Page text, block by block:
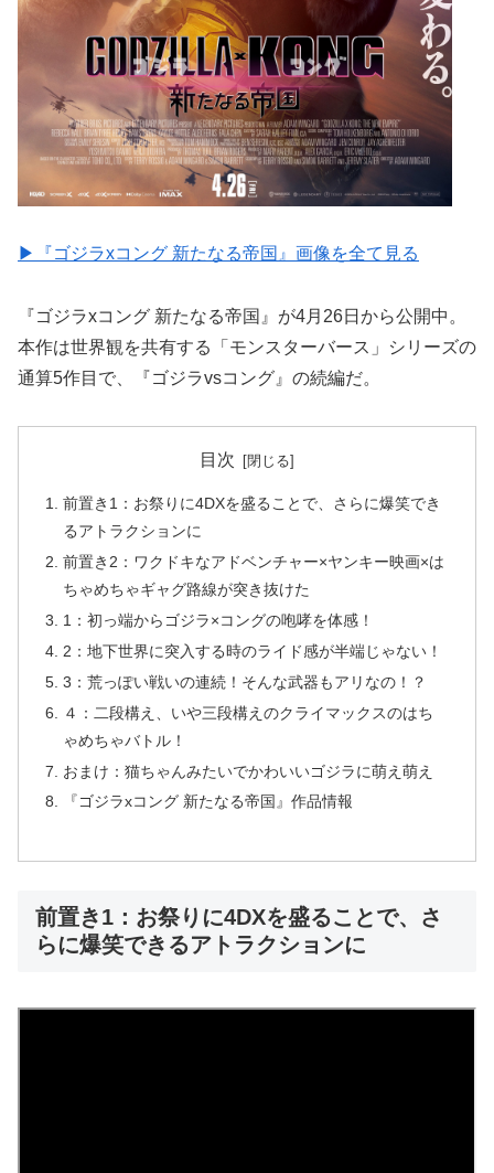
▶︎『ゴジラxコング 新たなる帝国』画像を全て見る
『ゴジラxコング 新たなる帝国』が4月26日から公開中。
本作は世界観を共有する「モンスターバース」シリーズの
通算5作目で、『ゴジラvsコング』の続編だ。
目次
前置き1：お祭りに4DXを盛ることで、さらに爆笑でき
るアトラクションに
前置き2：ワクドキなアドベンチャー×ヤンキー映画×は
ちゃめちゃギャグ路線が突き抜けた
1：初っ端からゴジラ×コングの咆哮を体感！
2：地下世界に突入する時のライド感が半端じゃない！
3：荒っぽい戦いの連続！そんな武器もアリなの！？
４：二段構え、いや三段構えのクライマックスのはち
ゃめちゃバトル！
おまけ：猫ちゃんみたいでかわいいゴジラに萌え萌え
『ゴジラxコング 新たなる帝国』作品情報
前置き1：お祭りに4DXを盛ることで、さ
らに爆笑できるアトラクションに